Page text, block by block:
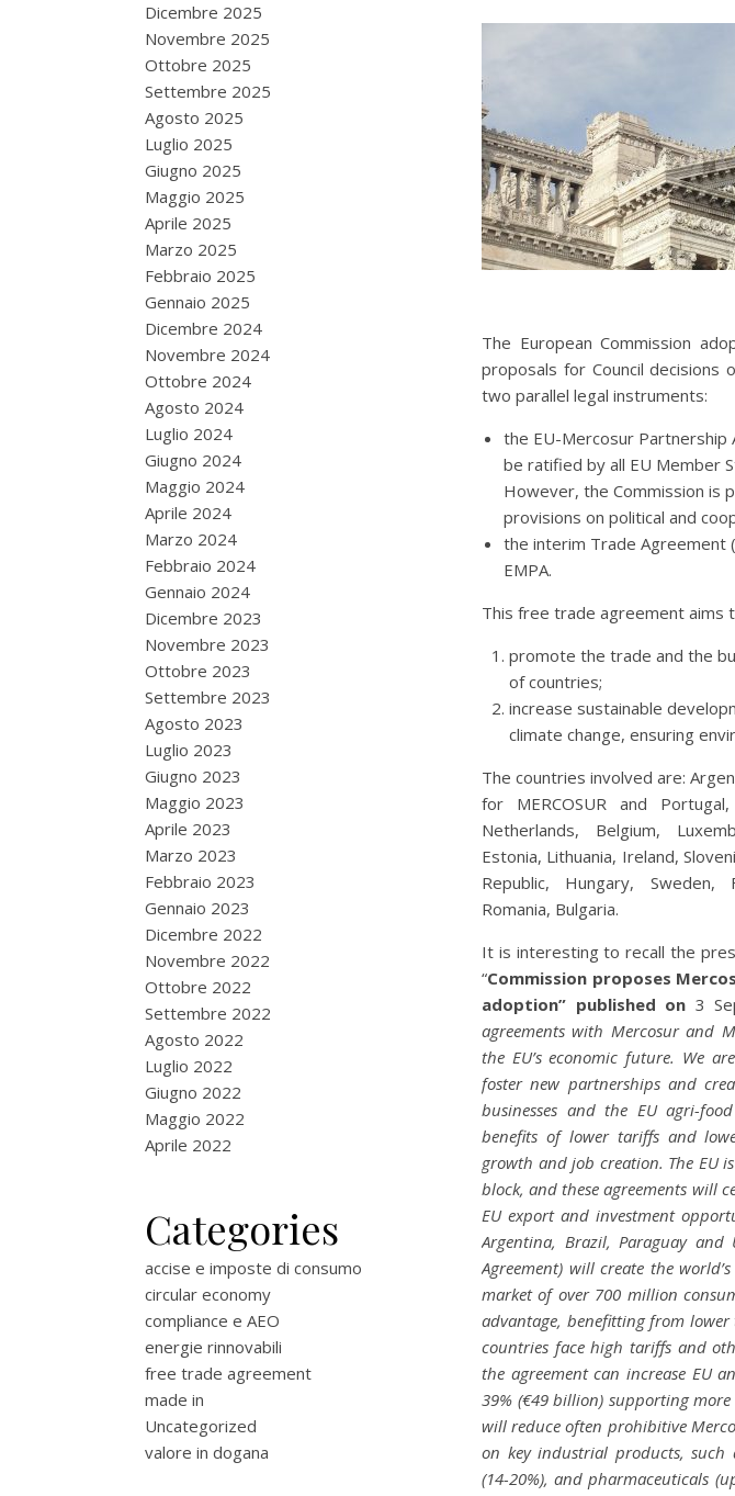
Dicembre 2025
Novembre 2025
Ottobre 2025
Settembre 2025
Agosto 2025
Luglio 2025
Giugno 2025
Maggio 2025
Aprile 2025
Marzo 2025
Febbraio 2025
Gennaio 2025
Dicembre 2024
Novembre 2024
Ottobre 2024
Agosto 2024
Luglio 2024
Giugno 2024
Maggio 2024
Aprile 2024
Marzo 2024
Febbraio 2024
Gennaio 2024
Dicembre 2023
Novembre 2023
Ottobre 2023
Settembre 2023
Agosto 2023
Luglio 2023
Giugno 2023
Maggio 2023
Aprile 2023
Marzo 2023
Febbraio 2023
Gennaio 2023
Dicembre 2022
Novembre 2022
Ottobre 2022
Settembre 2022
Agosto 2022
Luglio 2022
Giugno 2022
Maggio 2022
Aprile 2022
Categories
accise e imposte di consumo
circular economy
compliance e AEO
energie rinnovabili
free trade agreement
made in
Uncategorized
valore in dogana
The European Commission
proposals for Council decisions
two parallel legal instruments:
the EU-Mercosur Partnership
be ratified by all EU Member
However, the Commission is
provisions on political and
the interim Trade Agreement
EMPA.
This free trade agreement aims
promote the trade and the
of countries;
increase sustainable
climate change, ensuring
The countries involved are:
for MERCOSUR and
Netherlands, Belgium,
Estonia, Lithuania, Ireland,
Republic, Hungary, Sweden,
Romania, Bulgaria.
It is interesting to recall the
“Commission proposes
adoption” published on 3
agreements with Mercosur and
the EU’s economic future. We
foster new partnerships and
businesses and the EU agri-
benefits of lower tariffs and
growth and job creation. The EU
block, and these agreements will
EU export and investment
Argentina, Brazil, Paraguay and
Agreement) will create the
market of over 700 million
advantage, benefitting from
countries face high tariffs and
the agreement can increase EU
39% (€49 billion) supporting
will reduce often prohibitive
on key industrial products, such
(14-20%), and pharmaceuticals